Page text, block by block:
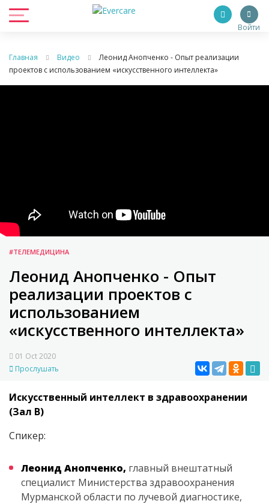
Войти
Главная Видео
Леонид Анопченко - Опыт реализации
проектов с использованием «искусственного интеллекта»
#ТЕЛЕМЕДИЦИНА
Леонид Анопченко - Опыт
реализации проектов с
использованием
«искусственного интеллекта»
01 Oct 2020
Прослушать
Искусственный интеллект в здравоохранении
(Зал В)
Спикер:
Леонид Анопченко, главный внештатный
специалист Министерства здравоохранения
Мурманской области по лучевой диагностике,